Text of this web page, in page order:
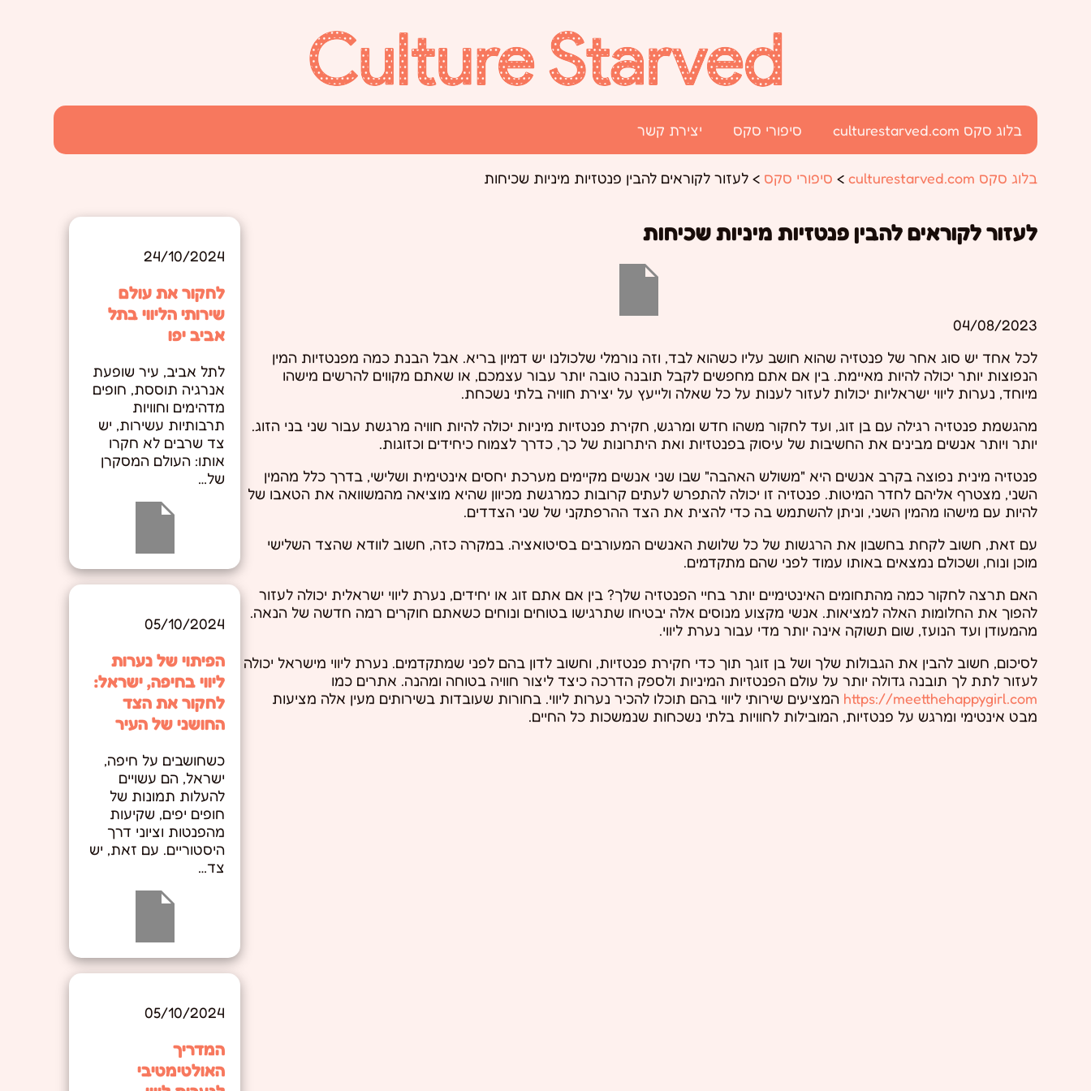
בלוג סקס culturestarved.com סיפורי סקס יצירת קשר
בלוג סקס culturestarved.com > סיפורי סקס > לעזור לקוראים להבין פנטזיות מיניות שכיחות
לעזור לקוראים להבין פנטזיות מיניות שכיחות
04/08/2023
לכל אחד יש סוג אחר של פנטזיה שהוא חושב עליו כשהוא לבד, וזה נורמלי שלכולנו יש דמיון בריא. אבל הבנת כמה מפנטזיות המין
הנפוצות יותר יכולה להיות מאיימת. בין אם אתם מחפשים לקבל תובנה טובה יותר עבור עצמכם, או שאתם מקווים להרשים מישהו
מיוחד, נערות ליווי ישראליות יכולות לעזור לענות על כל שאלה ולייעץ על יצירת חוויה בלתי נשכחת.
מהגשמת פנטזיה רגילה עם בן זוג, ועד לחקור משהו חדש ומרגש, חקירת פנטזיות מיניות יכולה להיות חוויה מרגשת עבור שני בני הזוג.
יותר ויותר אנשים מבינים את החשיבות של עיסוק בפנטזיות ואת היתרונות של כך, כדרך לצמוח כיחידים וכזוגות.
פנטזיה מינית נפוצה בקרב אנשים היא "משולש האהבה" שבו שני אנשים מקיימים מערכת יחסים אינטימית ושלישי, בדרך כלל מהמין
השני, מצטרף אליהם לחדר המיטות. פנטזיה זו יכולה להתפרש לעתים קרובות כמרגשת מכיוון שהיא מוציאה מהמשוואה את הטאבו של
להיות עם מישהו מהמין השני, וניתן להשתמש בה כדי להצית את הצד ההרפתקני של שני הצדדים.
עם זאת, חשוב לקחת בחשבון את הרגשות של כל שלושת האנשים המעורבים בסיטואציה. במקרה כזה, חשוב לוודא שהצד השלישי
מוכן ונוח, ושכולם נמצאים באותו עמוד לפני שהם מתקדמים.
האם תרצה לחקור כמה מהתחומים האינטימיים יותר בחיי הפנטזיה שלך? בין אם אתם זוג או יחידים, נערת ליווי ישראלית יכולה לעזור
להפוך את החלומות האלה למציאות. אנשי מקצוע מנוסים אלה יבטיחו שתרגישו בטוחים ונוחים כשאתם חוקרים רמה חדשה של הנאה.
מהמעודן ועד הנועז, שום תשוקה אינה יותר מדי עבור נערת ליווי.
לסיכום, חשוב להבין את הגבולות שלך ושל בן זוגך תוך כדי חקירת פנטזיות, וחשוב לדון בהם לפני שמתקדמים. נערת ליווי מישראל יכולה
לעזור לתת לך תובנה גדולה יותר על עולם הפנטזיות המיניות ולספק הדרכה כיצד ליצור חוויה בטוחה ומהנה. אתרים כמו
https://meetthehappygirl.com המציעים שירותי ליווי בהם תוכלו להכיר נערות ליווי. בחורות שעובדות בשירותים מעין אלה מציעות
מבט אינטימי ומרגש על פנטזיות, המובילות לחוויות בלתי נשכחות שנמשכות כל החיים.
24/10/2024
לחקור את עולם
שירותי הליווי בתל
אביב יפו
לתל אביב, עיר שופעת
אנרגיה תוססת, חופים
מדהימים וחוויות
תרבותיות עשירות, יש
צד שרבים לא חקרו
אותו: העולם המסקרן
של…
05/10/2024
הפיתוי של נערות
ליווי בחיפה, ישראל:
לחקור את הצד
החושני של העיר
כשחושבים על חיפה,
ישראל, הם עשויים
להעלות תמונות של
חופים יפים, שקיעות
מהפנטות וציוני דרך
היסטוריים. עם זאת, יש
צד…
05/10/2024
המדריך
האולטימטיבי